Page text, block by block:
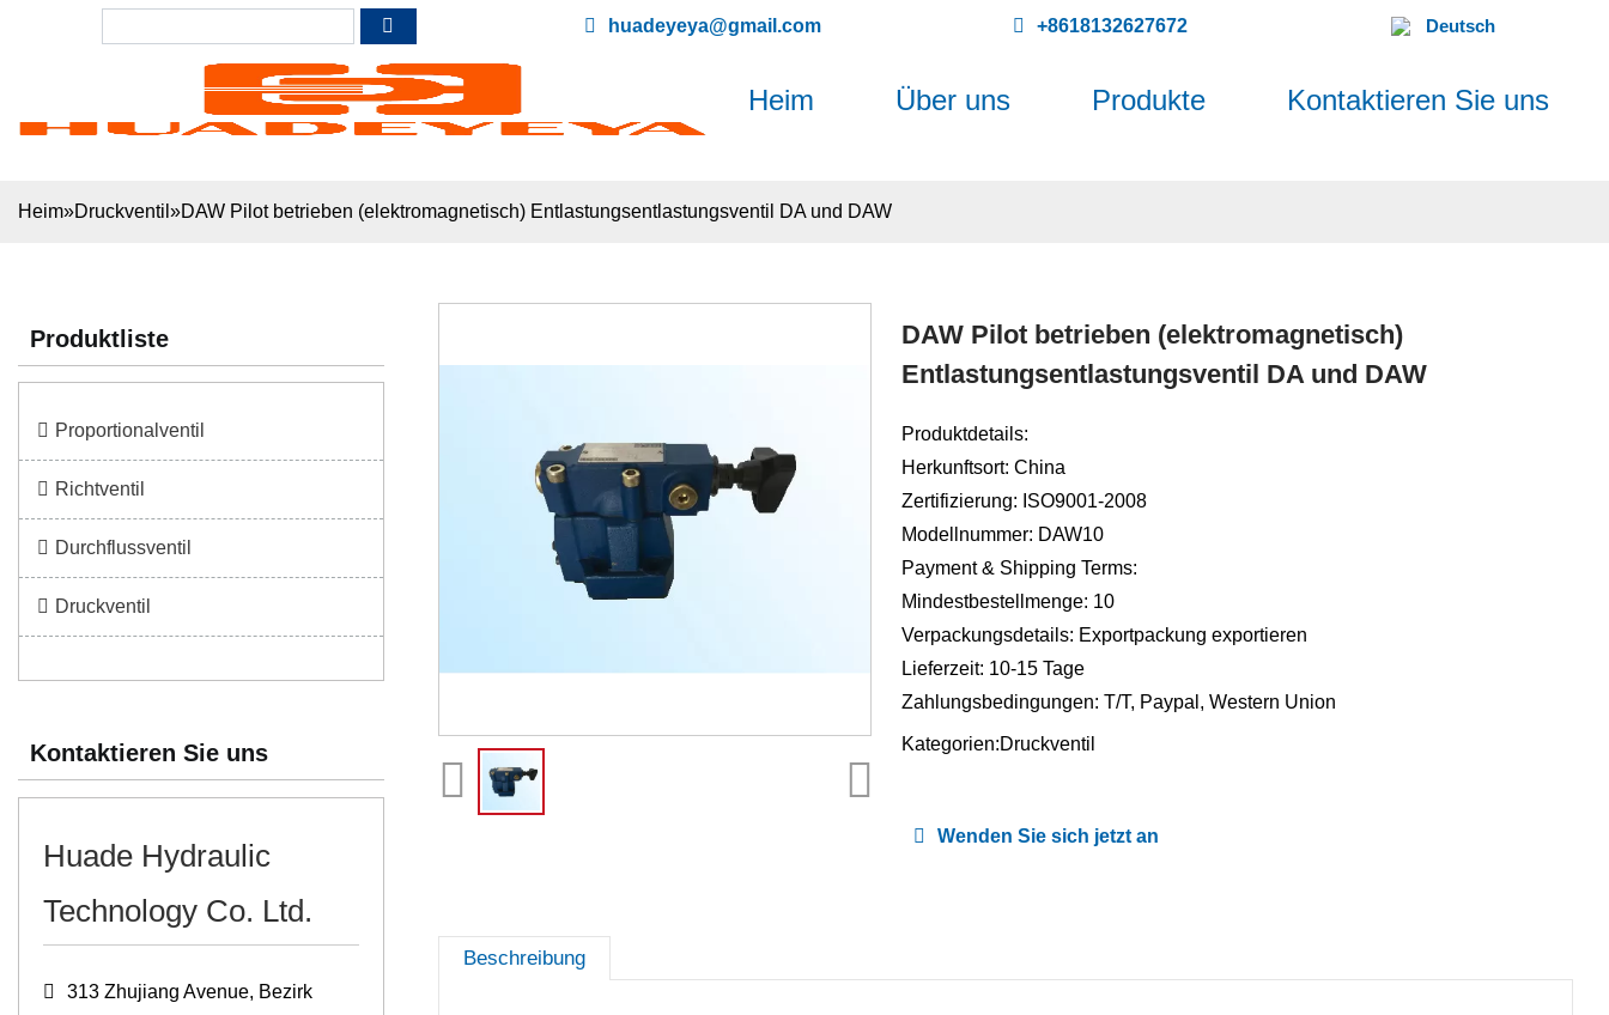
huadeyeya@gmail.com +8618132627672 Deutsch
Heim Über uns Produkte Kontaktieren Sie uns
Heim»Druckventil »DAW Pilot betrieben (elektromagnetisch) Entlastungsentlastungsventil DA und DAW
Produktliste
Proportionalventil
Richtventil
Durchflussventil
Druckventil
Kontaktieren Sie uns
Huade Hydraulic
Technology Co. Ltd.
313 Zhujiang Avenue, Bezirk
DAW Pilot betrieben (elektromagnetisch)
Entlastungsentlastungsventil DA und DAW
Produktdetails:
Herkunftsort: China
Zertifizierung: ISO9001-2008
Modellnummer: DAW10
Payment & Shipping Terms:
Mindestbestellmenge: 10
Verpackungsdetails: Exportpackung exportieren
Lieferzeit: 10-15 Tage
Zahlungsbedingungen: T/T, Paypal, Western Union
Kategorien:Druckventil
Wenden Sie sich jetzt an
Beschreibung